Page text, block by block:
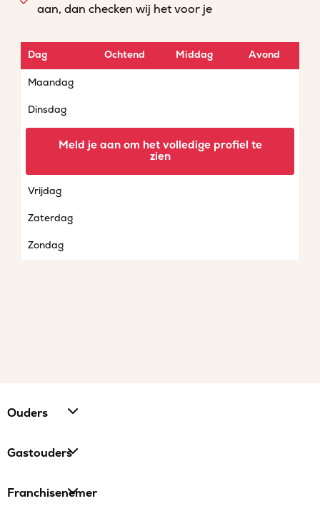
aan, dan checken wij het voor je
Dag Ochtend Middag Avond
Maandag
Dinsdag
Vrijdag
Zaterdag
Zondag
Meld je aan om het volledige profiel te
zien
Ouders
Gastouders
Franchisenemer